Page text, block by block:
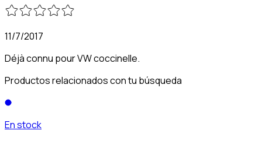
11/7/2017
Déjà connu pour VW coccinelle.
Productos relacionados con tu búsqueda
En stock